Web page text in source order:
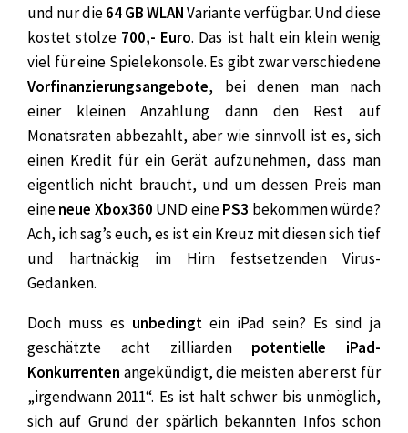
und nur die64 GB WLANVariante verfügbar. Und diese
kostet stolze 700,- Euro. Das ist halt ein klein wenig
viel für eine Spielekonsole. Es gibt zwar verschiedene
Vorfinanzierungsangebote, bei denen man nach
einer kleinen Anzahlung dann den Rest auf
Monatsraten abbezahlt, aber wie sinnvoll ist es, sich
einen Kredit für ein Gerät aufzunehmen, dass man
eigentlich nicht braucht, und um dessen Preis man
eineneue Xbox360 UND einePS3 bekommen würde?
Ach, ich sag’s euch, es ist ein Kreuz mit diesen sich tief
und hartnäckig im Hirn festsetzenden Virus-
Gedanken.
Doch muss es unbedingt ein iPad sein? Es sind ja
geschätzte acht zilliarden potentielle iPad-
Konkurrenten angekündigt, die meisten aber erst für
„irgendwann 2011“. Es ist halt schwer bis unmöglich,
sich auf Grund der spärlich bekannten Infos schon